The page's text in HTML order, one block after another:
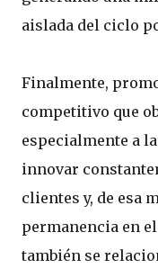
aislada del ciclo
Finalmente,
competitivo que
especialmente a
innovar
clientes y, de esa
permanencia en
también se